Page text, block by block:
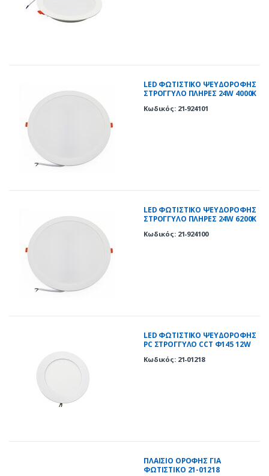
LED ΦΩΤΙΣΤΙΚΟ ΨΕΥΔΟΡΟΦΗΣ
ΣΤΡΟΓΓΥΛΟ ΠΛΗΡΕΣ 24W 4000K
Κωδικός: 21-924101
LED ΦΩΤΙΣΤΙΚΟ ΨΕΥΔΟΡΟΦΗΣ
ΣΤΡΟΓΓΥΛΟ ΠΛΗΡΕΣ 24W 6200K
Κωδικός: 21-924100
LED ΦΩΤΙΣΤΙΚΟ ΨΕΥΔΟΡΟΦΗΣ
PC ΣΤΡΟΓΓΥΛΟ CCT Φ145 12W
Κωδικός: 21-01218
ΠΛΑΙΣΙΟ ΟΡΟΦΗΣ ΓΙΑ
ΦΩΤΙΣΤΙΚΟ 21-01218